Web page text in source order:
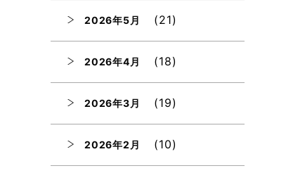
2026年5月 (21)
2026年4月 (18)
2026年3月 (19)
2026年2月 (10)